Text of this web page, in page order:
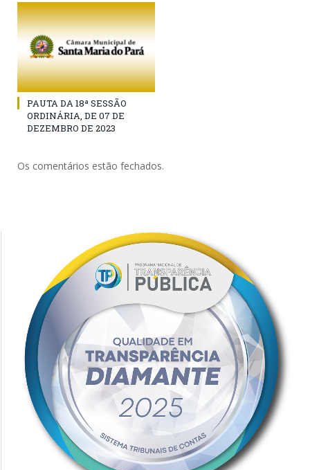
PAUTA DA 18ª SESSÃO
ORDINÁRIA, DE 07 DE
DEZEMBRO DE 2023
Os comentários estão fechados.